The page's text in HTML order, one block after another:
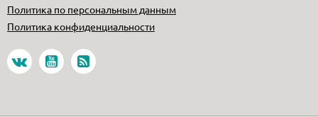
Политика по персональным данным
Политика конфиденциальности